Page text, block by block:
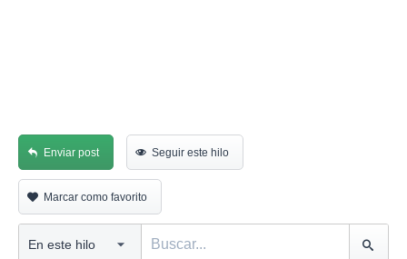
Enviar post Seguir este hilo
Marcar como favorito